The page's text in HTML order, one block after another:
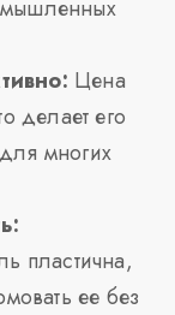
Цена
делает его
многих
пластична,
ее без